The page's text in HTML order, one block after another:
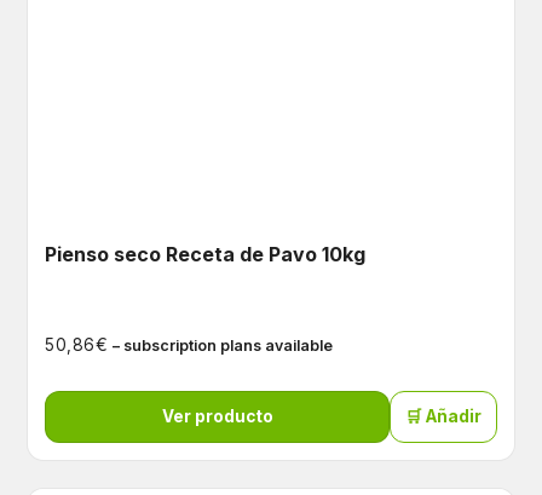
Pienso seco Receta de Pavo 10kg
50,86€ – subscription plans available
Ver producto 🛒 Añadir